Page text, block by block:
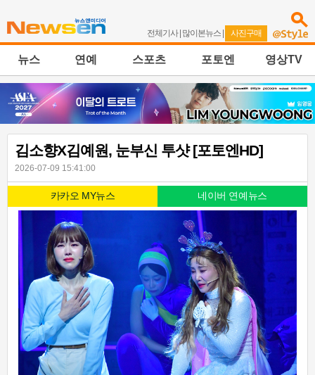
전체기사| 많이본뉴스 | 사진구매
뉴스 연예 스포츠 포토엔 영상TV
김소향X김예원, 눈부신 투샷 [포토엔HD]
2026-07-09 15:41:00
카카오 MY뉴스 네이버 연예뉴스